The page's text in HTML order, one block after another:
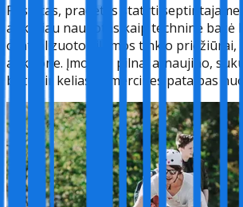
Pastatas, pradėtas statyti
anksčiau naudotas kaip techninė bazė
centralizuoto šilumos tinklo priežiūrai,
aukcione. Įmonė jį pilnai atnaujino,
butus ir kelias komercines patalpas